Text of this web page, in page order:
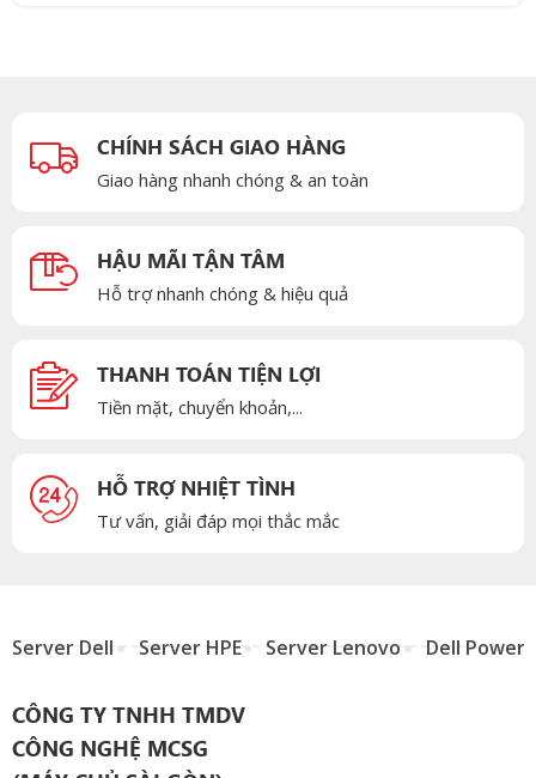
CHÍNH SÁCH GIAO HÀNG
Giao hàng nhanh chóng & an toàn
HẬU MÃI TẬN TÂM
Hỗ trợ nhanh chóng & hiệu quả
THANH TOÁN TIỆN LỢI
Tiền mặt, chuyển khoản,...
HỖ TRỢ NHIỆT TÌNH
Tư vấn, giải đáp mọi thắc mắc
Server Dell Server HPE Server Lenovo Dell
CÔNG TY TNHH TMDV
CÔNG NGHỆ MCSG